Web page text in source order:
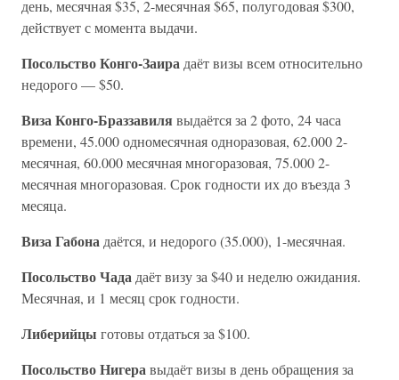
день, месячная $35, 2-месячная $65, полугодовая $300,
действует с момента выдачи.
Посольство Конго-Заира даёт визы всем относительно
недорого — $50.
Виза Конго-Браззавиля выдаётся за 2 фото, 24 часа
времени, 45.000 одномесячная одноразовая, 62.000 2-
месячная, 60.000 месячная многоразовая, 75.000 2-
месячная многоразовая. Срок годности их до въезда 3
месяца.
Виза Габона даётся, и недорого (35.000), 1-месячная.
Посольство Чада даёт визу за $40 и неделю ожидания.
Месячная, и 1 месяц срок годности.
Либерийцы готовы отдаться за $100.
Посольство Нигеравыдаёт визы в день обращения за